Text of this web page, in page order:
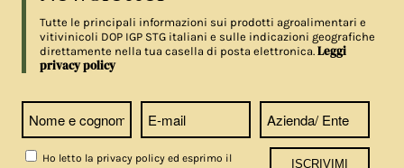
Tutte le principali informazioni sui prodotti agroalimentari e
vitivinicoli DOP IGP STG italiani e sulle indicazioni geografiche
direttamente nella tua casella di posta elettronica.Leggi
privacy policy
Ho letto la privacy policy ed esprimo il